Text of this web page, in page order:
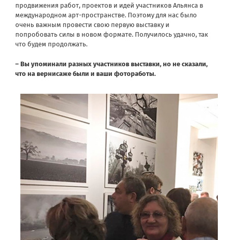
продвижения работ, проектов и идей участников Альянса в
международном арт-пространстве. Поэтому для нас было
очень важным провести свою первую выставку и
попробовать силы в новом формате. Получилось удачно, так
что будем продолжать.
– Вы упоминали разных участников выставки, но не сказали,
что на вернисаже были и ваши фотоработы.